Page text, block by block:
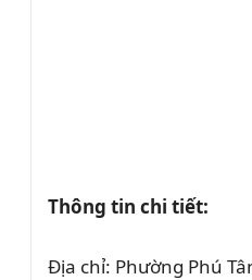
Thông tin chi tiết:
Địa chỉ: Phường Phú